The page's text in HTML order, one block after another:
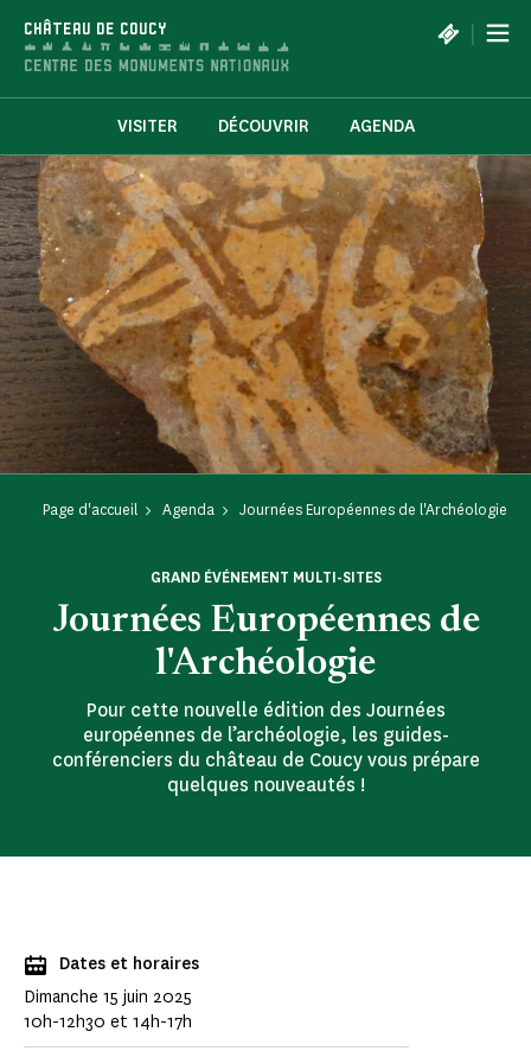
CHÂTEAU DE COUCY |
VISITER DÉCOUVRIR AGENDA
Page d'accueil Agenda Journées Européennes de l'Archéologie
Journées Européennes de
l'Archéologie
GRAND ÉVÉNEMENT MULTI-SITES
Pour cette nouvelle édition des Journées
européennes de l’archéologie, les guides-
conférenciers du château de Coucy vous prépare
quelques nouveautés !
Dates et horaires
Dimanche 15 juin 2025
10h-12h30 et 14h-17h